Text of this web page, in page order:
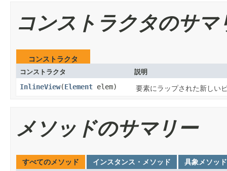
コンストラクタのサマ
コンストラクタ
コンストラクタ 説明
InlineView(Element elem) 要素にラップされた新しい
メソッドのサマリー
すべてのメソッド インスタンス・メソッド 具象メソッド